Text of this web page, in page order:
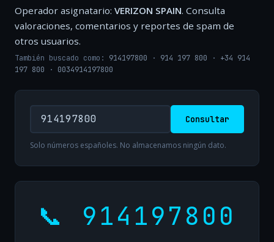
Operador asignatario: VERIZON SPAIN. Consulta
valoraciones, comentarios y reportes de spam de
otros usuarios.
También buscado como: 914197800 · 914 197 800 · +34 914
197 800 · 0034914197800
Consultar
Solo números españoles. No almacenamos ningún dato.
📞 914197800